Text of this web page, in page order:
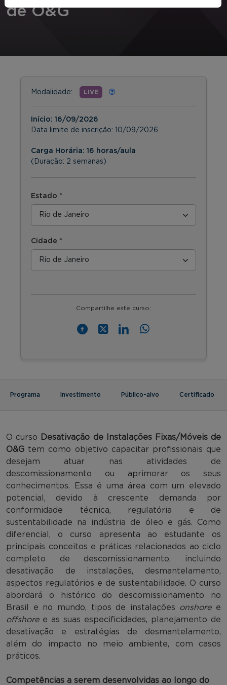
de O&G
Modalidade: LIVE
Início: 16/09/2026
Data limite de inscrição: 10/09/2026
Carga Horária: 16 horas/aula
(Duração: 2 semanas)
Estado *
Cidade *
Compartilhe este curso:
Programa Investimento Público-alvo Certificado
O curso
Desativação de Instalações Fixas/Móveis de
O&G tem como objetivo capacitar profissionais que
desejam atuar nas atividades de
descomissionamento ou aprimorar os seus
conhecimentos. Essa é uma área com um elevado
potencial, devido à crescente demanda por
conformidade técnica, regulatória e de
sustentabilidade na indústria de óleo e gás. Como
diferencial, o curso apresenta ao estudante os
principais conceitos e práticas relacionados ao ciclo
completo de descomissionamento, incluindo
desativação de instalações, desmantelamento,
aspectos regulatórios e de sustentabilidade. O curso
abordará o histórico do descomissionamento no
Brasil e no mundo, tipos de instalações
onshoree
offshoree as suas especificidades, planejamento de
desativação e estratégias de desmantelamento,
além do impacto no meio ambiente, com casos
práticos.
Competências a serem desenvolvidas ao longo do